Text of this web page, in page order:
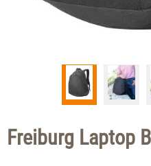
Freiburg Laptop